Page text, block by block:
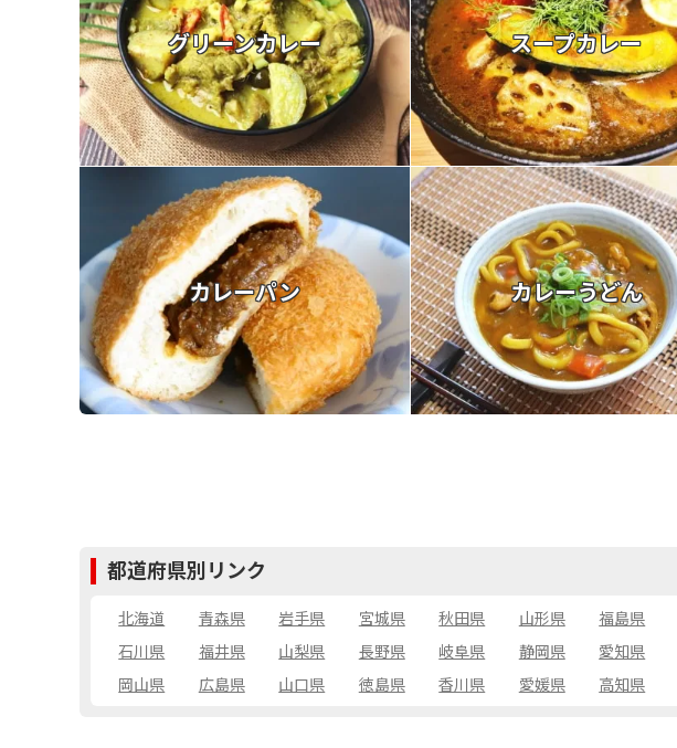
グリーンカレー スープカレー
カレーパン カレーうどん
都道府県別リンク
北海道 青森県 岩手県 宮城県 秋田県 山形県 福島県
石川県
福井県 山梨県 長野県 岐阜県 静岡県 愛知県
岡山県
広島県 山口県 徳島県 香川県 愛媛県 高知県